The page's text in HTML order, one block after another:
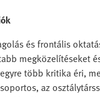
és frontális
megközelítéseket
több kritika éri,
az